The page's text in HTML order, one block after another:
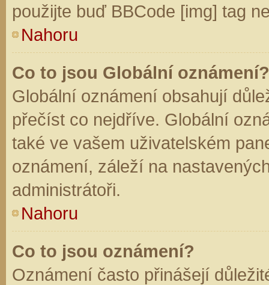
použijte buď BBCode [img] tag
Nahoru
Co to jsou Globální oznámení?
Globální oznámení obsahují
přečíst co nejdříve. Globální
také ve vašem uživatelském
oznámení, záleží na
administrátoři.
Nahoru
Co to jsou oznámení?
Oznámení často přinášejí